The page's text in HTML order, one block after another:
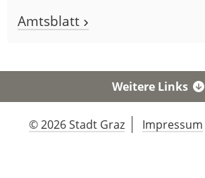
Amtsblatt
Weitere Links
© 2026 Stadt Graz Impressum